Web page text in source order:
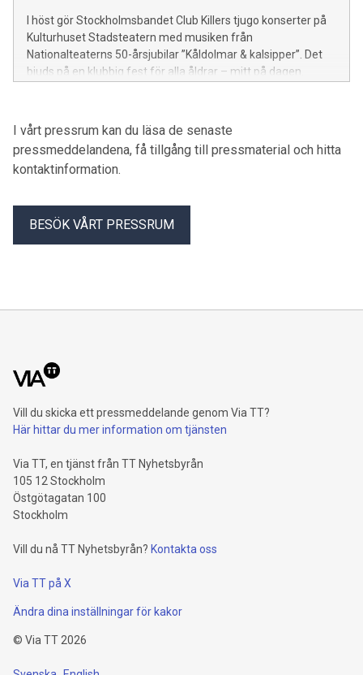
I höst gör Stockholmsbandet Club Killers tjugo konserter på
Kulturhuset Stadsteatern med musiken från
Nationalteaterns 50-årsjubilar ”Kåldolmar & kalsipper”. Det
bjuds på en klubbig fest för alla åldrar – mitt på dagen.
I vårt pressrum kan du läsa de senaste
pressmeddelandena, få tillgång till pressmaterial och hitta
kontaktinformation.
BESÖK VÅRT PRESSRUM
Vill du skicka ett pressmeddelande genom Via TT?
Här hittar du mer information om tjänsten
Via TT, en tjänst från TT Nyhetsbyrån
105 12 Stockholm
Östgötagatan 100
Stockholm
Vill du nå TT Nyhetsbyrån? Kontakta oss
Via TT på X
Ändra dina inställningar för kakor
© Via TT 2026